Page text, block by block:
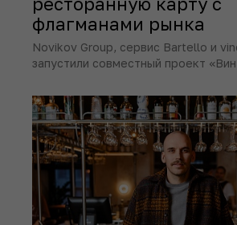
флагманами рынка
Novikov Group, сервис Bartello и
запустили совместный проект